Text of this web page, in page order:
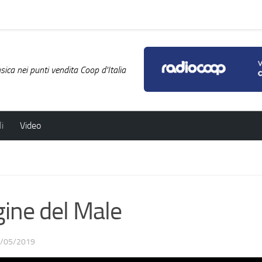
nei punti vendita Coop d'Italia
Video
del Male
05/2019